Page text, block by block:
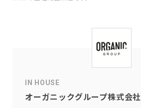
IN HOUSE
オーガニックグループ株式会社